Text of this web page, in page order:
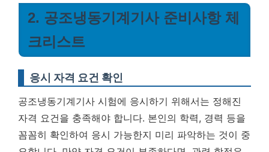
2. 공조냉동기계기사 준비사항 체
크리스트
응시 자격 요건 확인
공조냉동기계기사 시험에 응시하기 위해서는 정해진
자격 요건을 충족해야 합니다. 본인의 학력, 경력 등을
꼼꼼히 확인하여 응시 가능한지 미리 파악하는 것이 중